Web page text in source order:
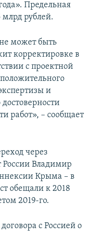
Предельная
млрд рублей.
может быть
корректировке в
с проектной
и
работ», – сообщает
через
России Владимир
Крыма – в
обещали к 2018
2019-го.
с Россией о